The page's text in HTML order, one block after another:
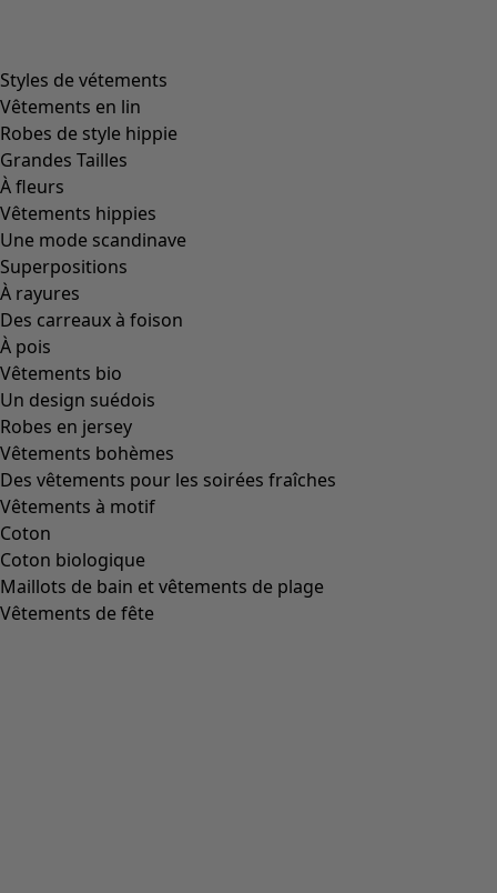
Styles de vétements
Vêtements en lin
Robes de style hippie
Grandes Tailles
À fleurs
Vêtements hippies
Une mode scandinave
Superpositions
À rayures
Des carreaux à foison
À pois
Vêtements bio
Un design suédois
Robes en jersey
Vêtements bohèmes
Des vêtements pour les soirées fraîches
Vêtements à motif
Coton
Coton biologique
Maillots de bain et vêtements de plage
Vêtements de fête